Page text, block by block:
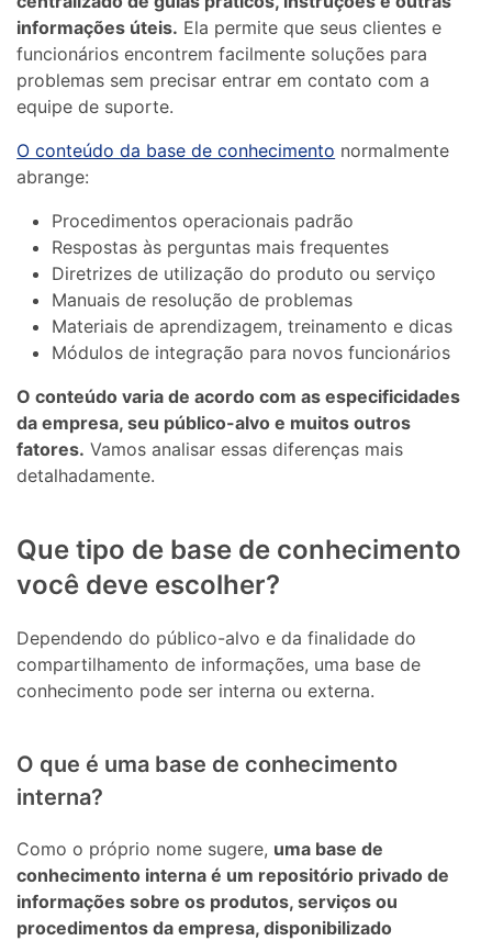
informações úteis. Ela permite que seus clientes e
funcionários encontrem facilmente soluções para
problemas sem precisar entrar em contato com a
equipe de suporte.
O conteúdo da base de conhecimento normalmente
abrange:
Procedimentos operacionais padrão
Respostas às perguntas mais frequentes
Diretrizes de utilização do produto ou serviço
Manuais de resolução de problemas
Materiais de aprendizagem, treinamento e dicas
Módulos de integração para novos funcionários
O conteúdo varia de acordo com as especificidades
da empresa, seu público-alvo e muitos outros
fatores. Vamos analisar essas diferenças mais
detalhadamente.
Que tipo de base de conhecimento
você deve escolher?
Dependendo do público-alvo e da finalidade do
compartilhamento de informações, uma base de
conhecimento pode ser interna ou externa.
O que é uma base de conhecimento
interna?
Como o próprio nome sugere, uma base de
conhecimento interna é um repositório privado de
informações sobre os produtos, serviços ou
procedimentos da empresa, disponibilizado